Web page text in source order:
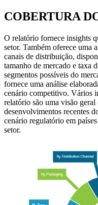
COBERTURA
O relatório fornece insights
setor. Também oferece uma
canais de distribuição,
tamanho de mercado e taxa
segmentos possíveis do
fornece uma análise
cenário competitivo. Vários
relatório são uma visão
desenvolvimentos recentes
cenário regulatório em
setor.